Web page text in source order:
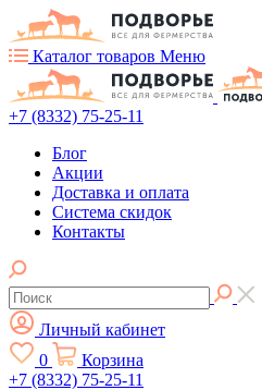
Каталог товаров Меню
+7 (8332) 75-25-11
Блог
Акции
Доставка и оплата
Система скидок
Контакты
Личный кабинет
0
Корзина
+7 (8332) 75-25-11